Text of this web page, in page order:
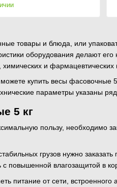
товары и блюда, или
оборудования делают
и фармацевтических
купить весы
параметры указаны
5 кг
пользу, необходимо
грузов нужно
с повышенной влагозащитой в
питание от сети,